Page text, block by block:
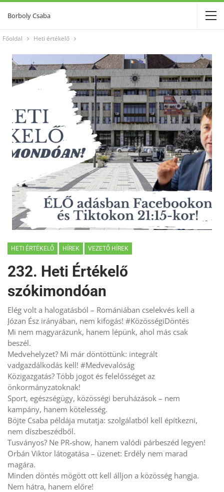
Borboly Csaba
Főoldal Heti értékelő
HETI ÉRTÉKELŐ HÍREK VEZETŐ HÍREK
232. Heti Értékelő
szókimondóan
Elég volt a halogatásból – Romániában cselekvés kell a
Józan Ész irányában, nem kifogás! #KözösségiDöntés
Mi nem magyarázunk, hanem lépünk, ahol más csak
beszél.
Medvehelyzet? Mi már döntöttünk: integrált
vadgazdálkodás kell! #Medvevalóság
Közigazgatás? Több jogot és felelősséget az
önkormányzatoknak!
Sport, egészségügy, közösségi beruházások – nem
kampány, hanem kötelesség.
Böjte Csaba példája mutatja: szolgálatból kell építkezni,
nem díszbeszédből.
Tusványos? Ne PR-show, hanem valódi párbeszéd legyen!
Orbán Viktor látogatása – üzenet: Erdély nem marad
magára.
Minden döntés mögött ott kell álljon a közösség hangja.
Nem hátra, hanem előre!